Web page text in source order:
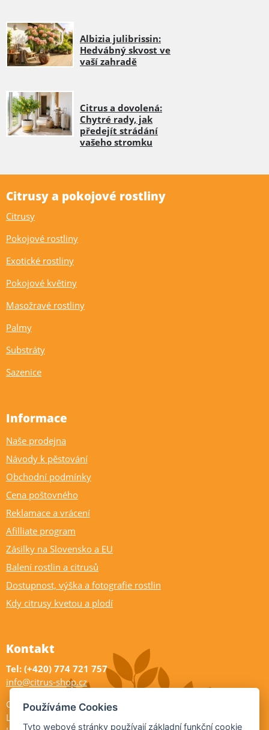
Albizia julibrissin:
Hedvábný skvost ve
vaší zahradě
Citrus a dovolená:
Chytré rady, jak
předejít strádání
vašeho stromku
Citrusy a pokojové rostliny
Citrusy
Pokojové rostliny
Exotické rostliny
Pokojové květiny
Masožravé rostliny
Palmy
Substráty
Sazenice
Informace
Naše prodejna
Návody k pěstování
Obchodní podmínky
Cena poštovného
Reklamace a vrácení
Afilliate program
Zásilky na Slovensko a EU
Balení rostlin a citrusů
Dostupnost, výška a fotografie rostlin
Kdy citrusy kvetou a plodí
Kontakt
Tel: (+420) 774 721 757
info@citrus-shop.cz
Citrus shop zahradnictví
Legionářů 2
Používáme Cookies
Tyto webové stránky používají základní funkční cookie